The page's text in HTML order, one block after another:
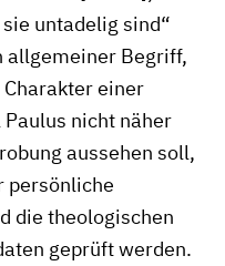
untadelig sind“
allgemeiner Begriff,
Charakter einer
nicht näher
aussehen soll,
persönliche
die theologischen
geprüft werden.